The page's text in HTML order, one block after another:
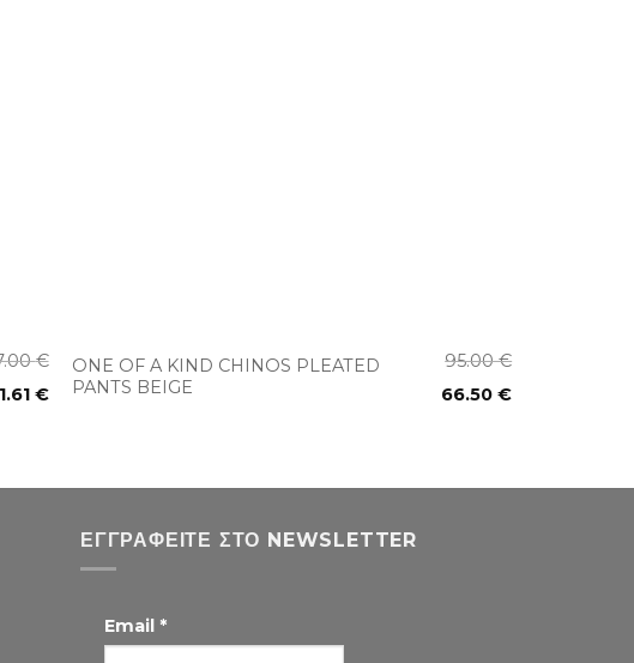
€
€
ONE OF A KIND CHINOS PLEATED
PANTS BEIGE
95.00€
66.50€
ΕΓΓΡΑΦΕΊΤΕ ΣΤΟ NEWSLETTER
Email *